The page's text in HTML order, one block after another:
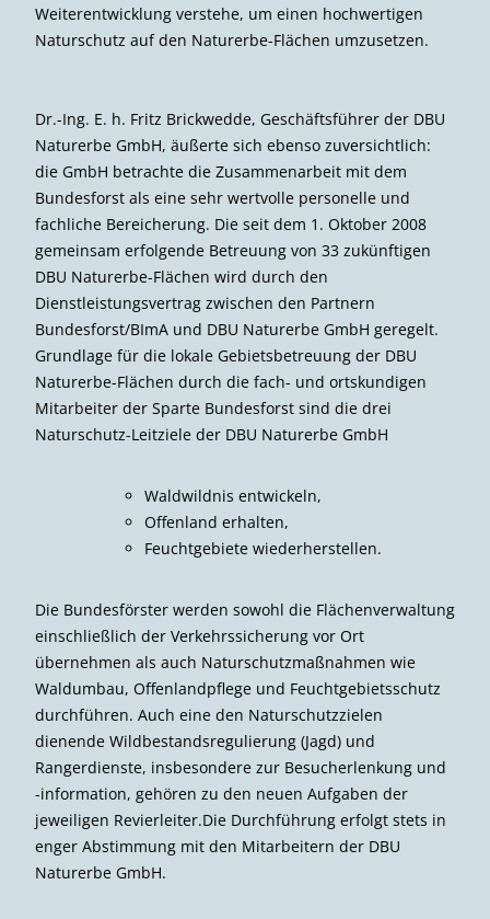
Weiterentwicklung verstehe, um einen hochwertigen
Naturschutz auf den Naturerbe-Flächen umzusetzen.
Dr.-Ing. E. h. Fritz Brickwedde, Geschäftsführer der DBU
Naturerbe GmbH, äußerte sich ebenso zuversichtlich:
die GmbH betrachte die Zusammenarbeit mit dem
Bundesforst als eine sehr wertvolle personelle und
fachliche Bereicherung. Die seit dem 1. Oktober 2008
gemeinsam erfolgende Betreuung von 33 zukünftigen
DBU Naturerbe-Flächen wird durch den
Dienstleistungsvertrag zwischen den Partnern
Bundesforst/BImA und DBU Naturerbe GmbH geregelt.
Grundlage für die lokale Gebietsbetreuung der DBU
Naturerbe-Flächen durch die fach- und ortskundigen
Mitarbeiter der Sparte Bundesforst sind die drei
Naturschutz-Leitziele der DBU Naturerbe GmbH
Waldwildnis entwickeln,
Offenland erhalten,
Feuchtgebiete wiederherstellen.
Die Bundesförster werden sowohl die Flächenverwaltung
einschließlich der Verkehrssicherung vor Ort
übernehmen als auch Naturschutzmaßnahmen wie
Waldumbau, Offenlandpflege und Feuchtgebietsschutz
durchführen. Auch eine den Naturschutzzielen
dienende Wildbestandsregulierung (Jagd) und
Rangerdienste, insbesondere zur Besucherlenkung und
-information, gehören zu den neuen Aufgaben der
jeweiligen Revierleiter.Die Durchführung erfolgt stets in
enger Abstimmung mit den Mitarbeitern der DBU
Naturerbe GmbH.